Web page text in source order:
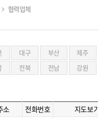
협력업체
대구 부산
제주
전북 전남 강원
소 전화번호 지도보기